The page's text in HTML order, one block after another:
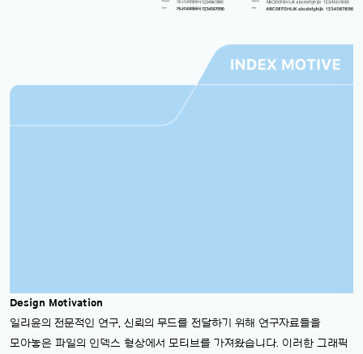
Design Motivation
일리윤의 전문적인 연구, 신뢰의 무드를 전달하기 위해 연구자료들을
모아놓은 파일의 인덱스 형상에서 모티브를 가져왔습니다. 이러한 그래픽